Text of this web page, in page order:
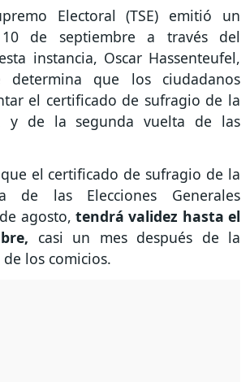
Electoral (TSE) emitió un
de septiembre a través del
instancia, Oscar Hassenteufel,
que los ciudadanos
el certificado de sufragio de la
y de la segunda vuelta de las
el certificado de sufragio de la
de las Elecciones Generales
agosto, tendrá validez hasta el
casi un mes después de la
los comicios.